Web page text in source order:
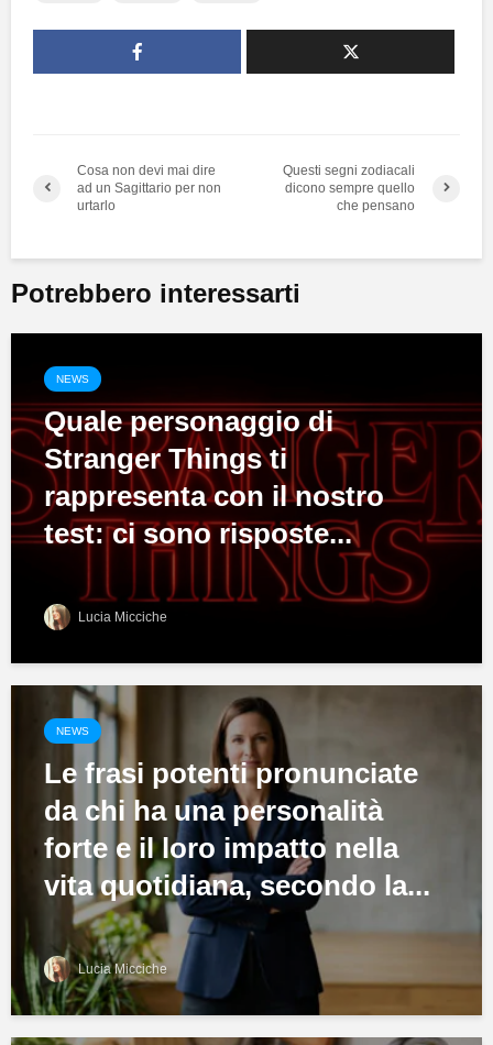
Cosa non devi mai dire
ad un Sagittario per non
urtarlo
Questi segni zodiacali
dicono sempre quello
che pensano
Potrebbero interessarti
NEWS
Quale personaggio di
Stranger Things ti
rappresenta con il nostro
test: ci sono risposte...
Lucia Micciche
NEWS
Le frasi potenti pronunciate
da chi ha una personalità
forte e il loro impatto nella
vita quotidiana, secondo la...
Lucia Micciche